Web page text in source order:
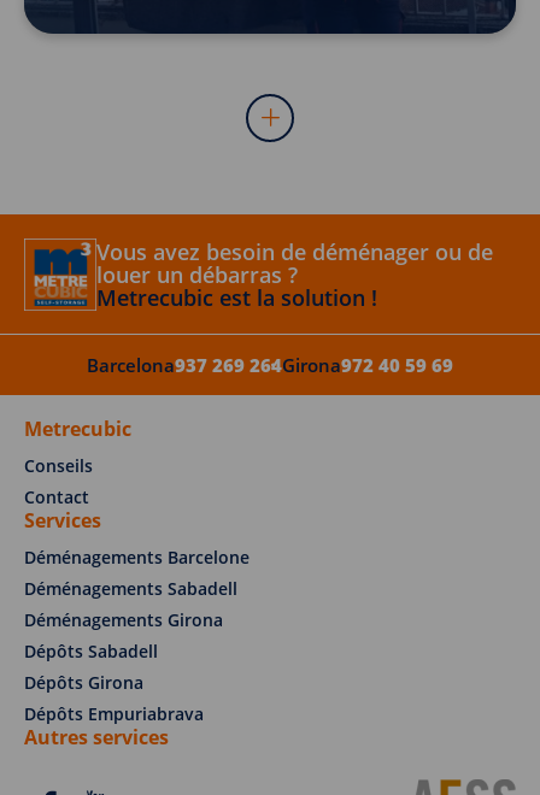
Vous avez besoin de déménager ou de
louer un débarras ?
Metrecubic est la solution !
Barcelona937 269 264Girona972 40 59 69
Metrecubic
Conseils
Contact
Services
Déménagements Barcelone
Déménagements Sabadell
Déménagements Girona
Dépôts Sabadell
Dépôts Girona
Dépôts Empuriabrava
Autres services